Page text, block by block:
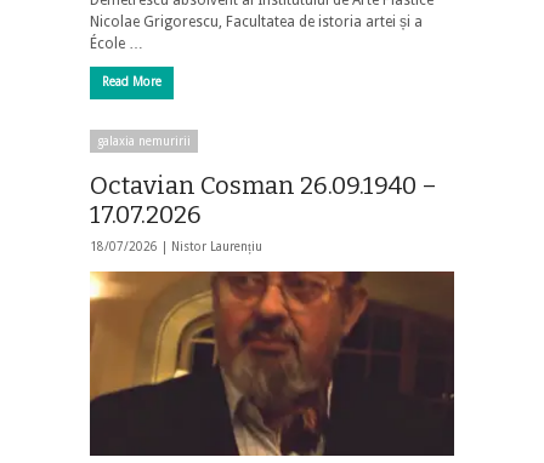
Nicolae Grigorescu, Facultatea de istoria artei și a
École …
Read More
galaxia nemuririi
Octavian Cosman 26.09.1940 –
17.07.2026
18/07/2026 | Nistor Laurențiu